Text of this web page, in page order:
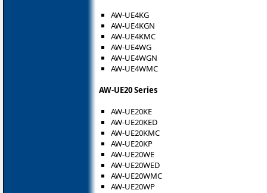
AW-UE4KG
AW-UE4KGN
AW-UE4KMC
AW-UE4WG
AW-UE4WGN
AW-UE4WMC
AW-UE20 Series
AW-UE20KE
AW-UE20KED
AW-UE20KMC
AW-UE20KP
AW-UE20WE
AW-UE20WED
AW-UE20WMC
AW-UE20WP